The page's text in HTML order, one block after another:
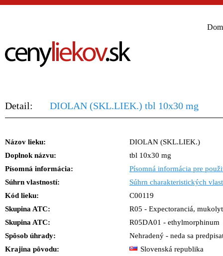
Detail: DIOLAN (SKL.LIEK.) tbl 10x30 mg
Názov lieku:
DIOLAN (SKL.LIEK.)
Doplnok názvu:
tbl 10x30 mg
Písomná informácia:
Písomná informácia pre
Súhrn vlastností:
Súhrn charakteristických
Kód lieku:
C00119
Skupina ATC:
R05 - Expectoranciá,
Skupina ATC:
R05DA01 - ethylmorphinum
Spôsob úhrady:
Nehradený - neda sa
Krajina pôvodu:
Slovenská republika